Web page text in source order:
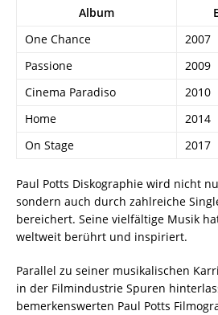
Album
One Chance
2007
Passione
2009
Cinema Paradiso
2010
Home
2014
On Stage
2017
Paul Potts Diskographie wird nicht
sondern auch durch zahlreiche
bereichert. Seine vielfältige Musik
weltweit berührt und inspiriert.
Parallel zu seiner musikalischen
in der Filmindustrie Spuren
bemerkenswerten Paul Potts